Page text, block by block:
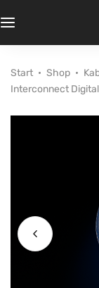
Start Shop
Interconnect Digital